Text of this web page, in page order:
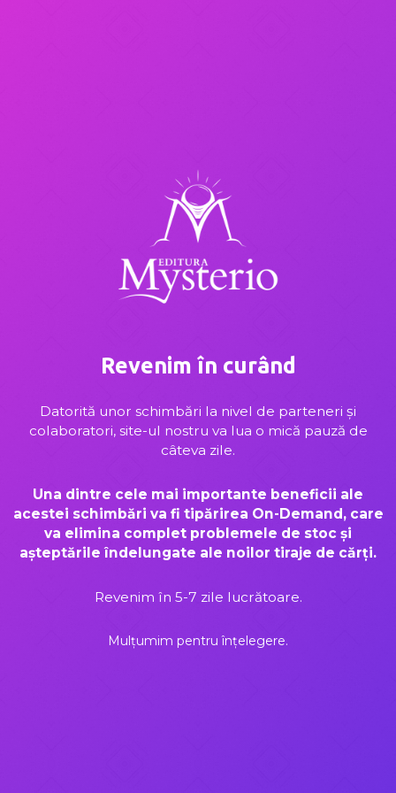
Revenim în curând
Datorită unor schimbări la nivel de parteneri și
colaboratori, site-ul nostru va lua o mică pauză de
câteva zile.
Una dintre cele mai importante beneficii ale
acestei schimbări va fi tipărirea On-Demand, care
va elimina complet problemele de stoc și
așteptările îndelungate ale noilor tiraje de cărți.
Revenim în 5-7 zile lucrătoare.
Mulțumim pentru înțelegere.